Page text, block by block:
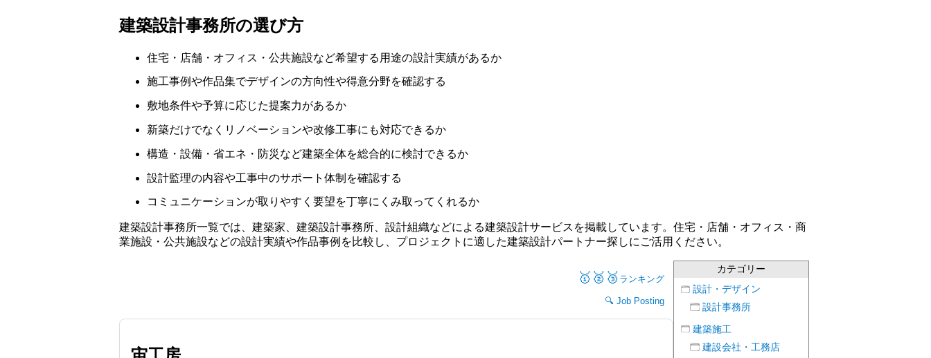
建築設計事務所の選び方
住宅・店舗・オフィス・公共施設など希望する用途の設計実績があるか
施工事例や作品集でデザインの方向性や得意分野を確認する
敷地条件や予算に応じた提案力があるか
新築だけでなくリノベーションや改修工事にも対応できるか
構造・設備・省エネ・防災など建築全体を総合的に検討できるか
設計監理の内容や工事中のサポート体制を確認する
コミュニケーションが取りやすく要望を丁寧にくみ取ってくれるか
建築設計事務所一覧では、建築家、建築設計事務所、設計組織などによる建築設計サービスを掲載しています。住宅・店舗・オフィス・商
業施設・公共施設などの設計実績や作品事例を比較し、プロジェクトに適した建築設計パートナー探しにご活用ください。
🥇🥈🥉 ランキング
Job Posting
カテゴリー
設計・デザイン
設計事務所
建築施工
建設会社・工務店